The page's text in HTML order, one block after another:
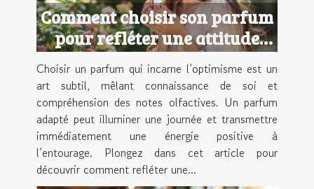
Comment choisir son parfum
pour refléter une attitude
optimiste ?
Choisir un parfum qui incarne l’optimisme est un
art subtil, mêlant connaissance de soi et
compréhension des notes olfactives. Un parfum
adapté peut illuminer une journée et transmettre
immédiatement une énergie positive à
l’entourage. Plongez dans cet article pour
découvrir comment refléter une...